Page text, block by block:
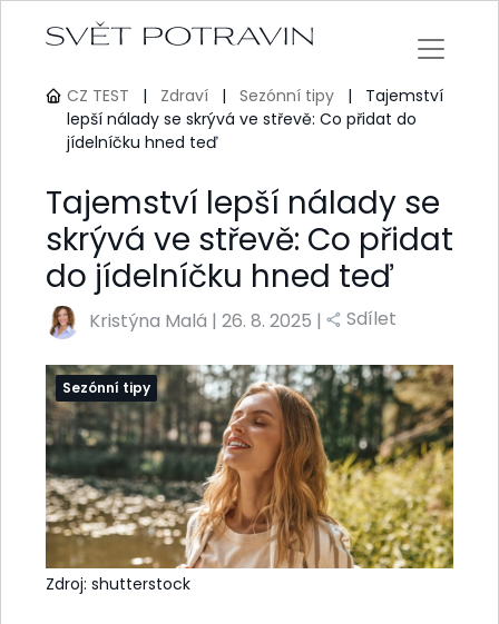
CZ TEST | Zdraví | Sezónní tipy |
Tajemství
lepší nálady se skrývá ve střevě: Co přidat do
jídelníčku hned teď
Tajemství lepší nálady se
skrývá ve střevě: Co přidat
do jídelníčku hned teď
Kristýna Malá | 26. 8. 2025 | Sdílet
Sezónní tipy
Zdroj: shutterstock